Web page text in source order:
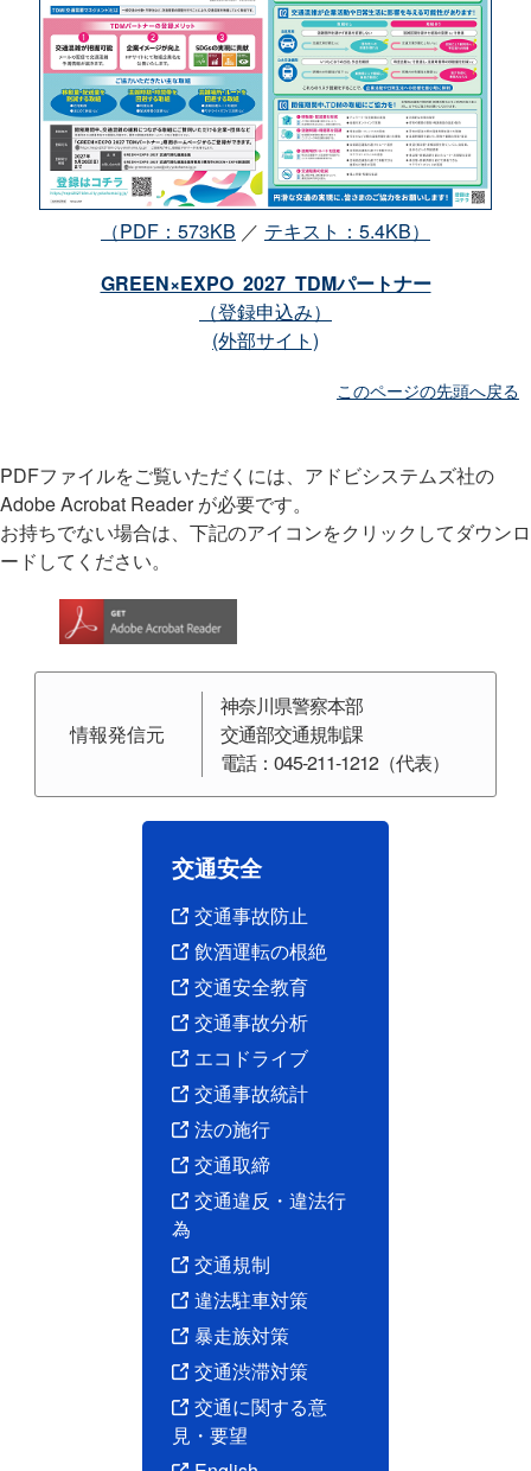
（PDF：573KB ／ テキスト：5.4KB）
GREEN×EXPO 2027 TDMパートナー
（登録申込み）
(外部サイト)
このページの先頭へ戻る
PDFファイルをご覧いただくには、アドビシステムズ社の
Adobe Acrobat Reader が必要です。
お持ちでない場合は、下記のアイコンをクリックしてダウンロ
ードしてください。
情報発信元
神奈川県警察本部
交通部交通規制課
電話：045-211-1212（代表）
交通安全
交通事故防止
飲酒運転の根絶
交通安全教育
交通事故分析
エコドライブ
交通事故統計
法の施行
交通取締
交通違反・違法行
為
交通規制
違法駐車対策
暴走族対策
交通渋滞対策
交通に関する意
見・要望